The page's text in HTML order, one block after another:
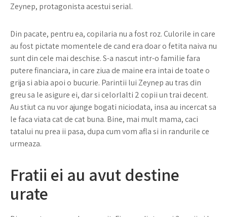
Zeynep, protagonista acestui serial.
Din pacate, pentru ea, copilaria nu a fost roz. Culorile in care
au fost pictate momentele de cand era doar o fetita naiva nu
sunt din cele mai deschise. S-a nascut intr-o familie fara
putere financiara, in care ziua de maine era intai de toate o
grija si abia apoi o bucurie. Parintii lui Zeynep au tras din
greu sa le asigure ei, dar si celorlalti 2 copii un trai decent.
Au stiut ca nu vor ajunge bogati niciodata, insa au incercat sa
le faca viata cat de cat buna. Bine, mai mult mama, caci
tatalui nu prea ii pasa, dupa cum vom afla si in randurile ce
urmeaza.
Fratii ei au avut destine
urate